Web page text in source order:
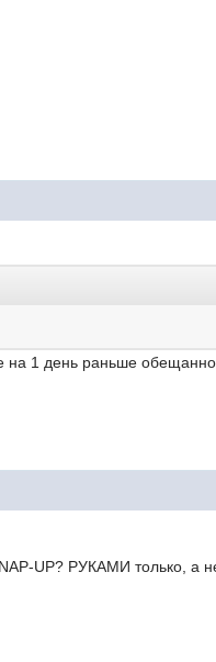
на 1 день раньше
UP? РУКАМИ только, а